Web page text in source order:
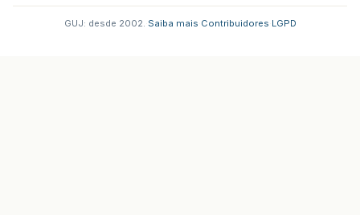
GUJ: desde 2002. Saiba mais Contribuidores LGPD